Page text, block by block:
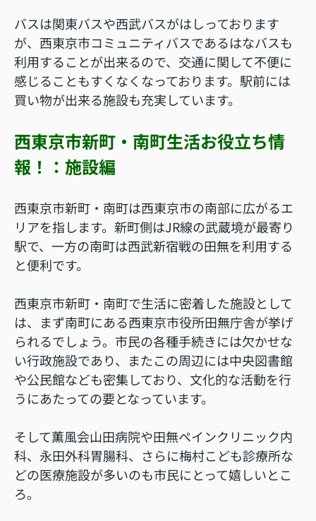
バスは関東バスや西武バスがはしっております
が、西東京市コミュニティバスであるはなバスも
利用することが出来るので、交通に関して不便に
感じることもすくなくなっております。駅前には
買い物が出来る施設も充実しています。
西東京市新町・南町生活お役立ち情
報！：施設編
西東京市新町・南町は西東京市の南部に広がるエ
リアを指します。新町側はJR線の武蔵境が最寄り
駅で、一方の南町は西武新宿戦の田無を利用する
と便利です。
西東京市新町・南町で生活に密着した施設として
は、まず南町にある西東京市役所田無庁舎が挙げ
られるでしょう。市民の各種手続きには欠かせな
い行政施設であり、またこの周辺には中央図書館
や公民館なども密集しており、文化的な活動を行
うにあたっての要となっています。
そして薫風会山田病院や田無ペインクリニック内
科、永田外科胃腸科、さらに梅村こども診療所な
どの医療施設が多いのも市民にとって嬉しいとこ
ろ。